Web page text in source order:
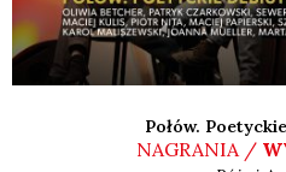
Połów.
NAGRANIA /